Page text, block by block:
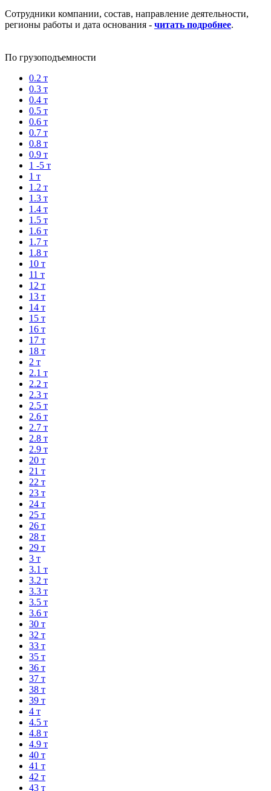
Сотрудники компании, состав, направление деятельности,
регионы работы и дата основания - читать подробнее.
По грузоподъемности
0.2 т
0.3 т
0.4 т
0.5 т
0.6 т
0.7 т
0.8 т
0.9 т
1 -5 т
1 т
1.2 т
1.3 т
1.4 т
1.5 т
1.6 т
1.7 т
1.8 т
10 т
11 т
12 т
13 т
14 т
15 т
16 т
17 т
18 т
2 т
2.1 т
2.2 т
2.3 т
2.5 т
2.6 т
2.7 т
2.8 т
2.9 т
20 т
21 т
22 т
23 т
24 т
25 т
26 т
28 т
29 т
3 т
3.1 т
3.2 т
3.3 т
3.5 т
3.6 т
30 т
32 т
33 т
35 т
36 т
37 т
38 т
39 т
4 т
4.5 т
4.8 т
4.9 т
40 т
41 т
42 т
43 т